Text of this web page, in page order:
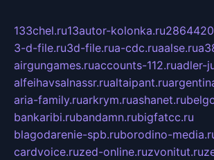
133chel.ru13autor-kolonka.ru
3-d-file.ru3d-file.rua-cdc.ruaalse.ru
airgungames.ruaccounts-112.ruadler-
alfeihavsalnassr.rualtaipant.ru
aria-family.ruarkrym.ruashanet.ru
bankaribi.rubandamn.rubigfatcc.ru
blagodarenie-spb.ruborodino-
cardvoice.ruzed-online.ruzvonitut.ru